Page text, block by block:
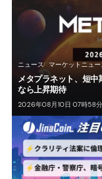
ニュース マーケットニュ
メタプラネット、短
なら上昇期待
2026年08月10日 07時58分